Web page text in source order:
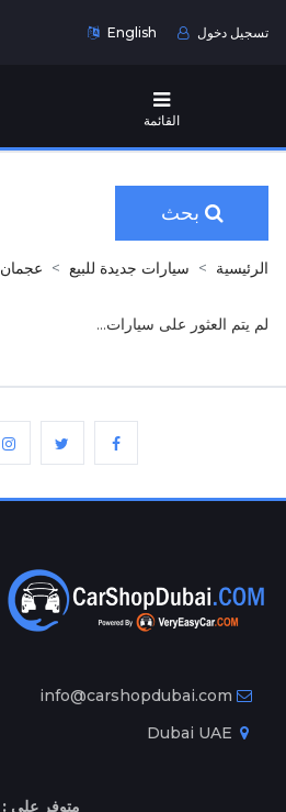
English تسجيل دخول
القائمة
بحث
الرئيسية سيارات جديدة للبيع عجمان
لم يتم العثور على سيارات...
info@carshopdubai.com
متوفر على :